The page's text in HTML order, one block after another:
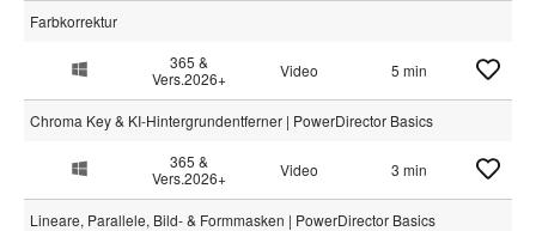
Farbkorrektur
365 &
Vers.2026+
Video 5 min
Chroma Key & KI-Hintergrundentferner | PowerDirector Basics
365 &
Vers.2026+
Video 3 min
Lineare, Parallele, Bild- & Formmasken | PowerDirector Basics